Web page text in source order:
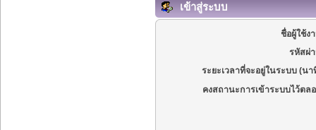
เข้าสู่ระบบ
ชื่อผู้ใช้ง
รหัสผ่
ระยะเวลาที่จะอยู่ในระบบ (นา
คงสถานะการเข้าระบบไว้ตล